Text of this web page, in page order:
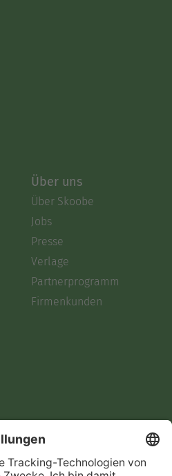
Über uns
Über Skoobe
Jobs
Presse
Verlage
Partnerprogramm
Firmenkunden